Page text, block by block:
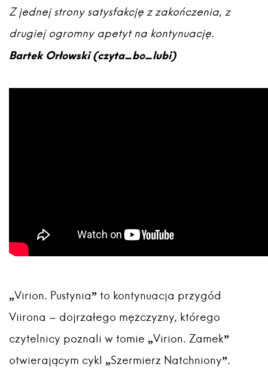
Z jednej strony satysfakcję z zakończenia, z
drugiej ogromny apetyt na kontynuację.
Bartek Orłowski (czyta_bo_lubi)
„Virion. Pustynia” to kontynuacja przygód
Viirona – dojrzałego mężczyzny, którego
czytelnicy poznali w tomie „Virion. Zamek”
otwierającym cykl „Szermierz Natchniony”.